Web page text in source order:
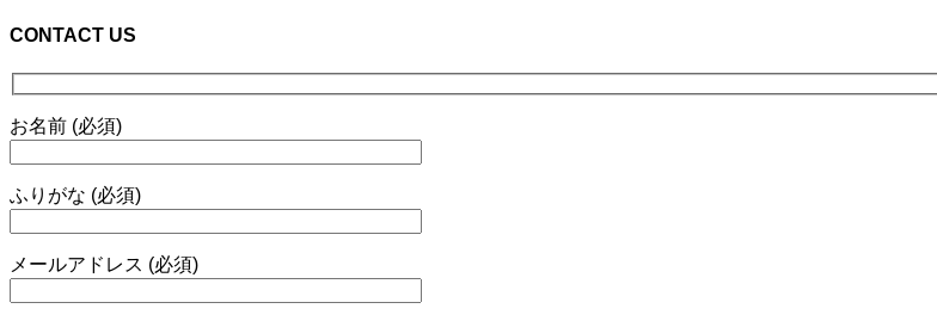
CONTACT US
お名前 (必須)
ふりがな (必須)
メールアドレス (必須)